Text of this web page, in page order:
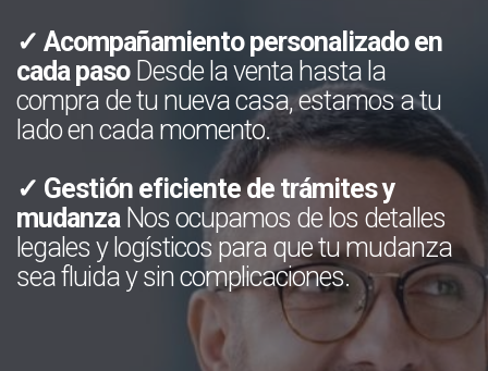
✓ Acompañamiento personalizado en
cada pasoDesde la venta hasta la
compra de tu nueva casa, estamos a tu
lado en cada momento.
✓ Gestión eficiente de trámites y
mudanzaNos ocupamos de los detalles
legales y logísticos para que tu mudanza
sea fluida y sin complicaciones.